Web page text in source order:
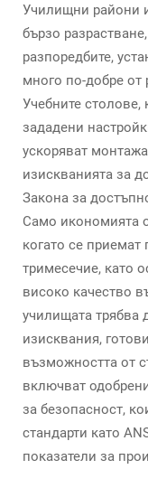
Училищни райони
бързо
разпоредбите,
много по-добре от
Учебните столове,
зададени
ускоряват
изискванията за
Закона за
Само икономията
когато се приемат
тримесечие, като
високо качество
училищата трябва
изисквания,
възможността от
включват
за безопасност,
стандарти като
показатели за